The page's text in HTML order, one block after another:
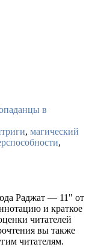
в
, магический
,
Раджат — 11" от
и краткое
читателей
вы также
читателям.